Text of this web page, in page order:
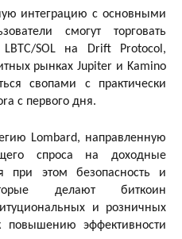
интеграцию с основными
смогут торговать
SOL на Drift Protocol,
рынках Jupiter и Kamino
свопами с практически
с первого дня.
Lombard, направленную
спроса на доходные
при этом безопасность и
делают биткоин
и розничных
повышению эффективности